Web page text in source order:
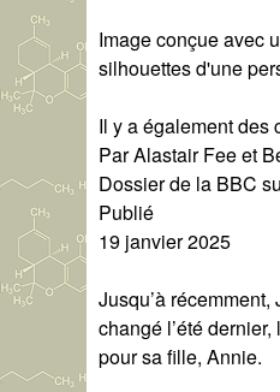
Image conçue avec
silhouettes d'une
Il y a également des
Par Alastair Fee et
Dossier de la BBC
Publié
19 janvier 2025
Jusqu’à
changé l’été
pour sa fille, Annie.